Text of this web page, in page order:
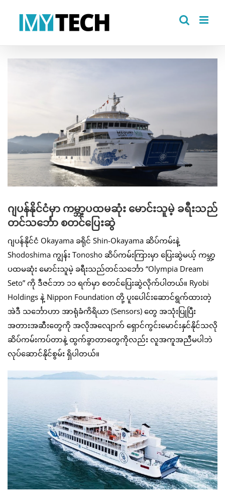
ဂျပန်နိုင်ငံမှာ ကမ္ဘာ့ပထမဆုံး မောင်းသူမဲ့ ခရီးသည်
တင်သင်္ဘော စတင်ပြေးဆွဲ
ဂျပန်နိုင်ငံ Okayama ခရိုင် Shin-Okayama ဆိပ်ကမ်းနဲ့
Shodoshima ကျွန်း Tonosho ဆိပ်ကမ်းကြားမှာ ပြေးဆွဲမယ့် ကမ္ဘာ့
ပထမဆုံး မောင်းသူမဲ့ ခရီးသည်တင်သင်္ဘော “Olympia Dream
Seto” ကို ဒီဇင်ဘာ ၁၁ ရက်မှာ စတင်ပြေးဆွဲလိုက်ပါတယ်။ Ryobi
Holdings နဲ့ Nippon Foundation တို့ ပူးပေါင်းဆောင်ရွက်ထားတဲ့
အဲဒီ သင်္ဘောဟာ အာရုံခံကိရိယာ (Sensors) တွေ အသုံးပြုပြီး
အတားအဆီးတွေကို အလိုအလျောက် ရှောင်ကွင်းမောင်းနှင်နိုင်သလို
ဆိပ်ကမ်းကပ်တာနဲ့ ထွက်ခွာတာတွေကိုလည်း လူအကူအညီမပါဘဲ
လုပ်ဆောင်နိုင်စွမ်း ရှိပါတယ်။